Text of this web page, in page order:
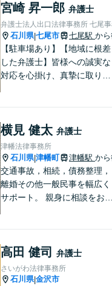
回収「スピード対応」／企業
法務「顧問契約も可能」【夜
間・休日面談可】【完全個
室】
宮崎 昇一郎 弁護士
弁護士法人出口法律事務所 七尾
石川県|七尾市 七尾駅 か
【駐車場あり】【地域に根差
した弁護士】皆様への誠実な
対応を心掛け、真摯に取り組
法的サービスを提供しており
ますので，どうぞ宜しくお願
い申し上げます。
横見 健太 弁護士
津幡法律事務所
石川県|津幡町 津幡駅 か
交通事故，相続，債務整理，
離婚その他一般民事を幅広く
サポート。 親身に相談をお聞
高田 健司 弁護士
さいがわ法律事務所
石川県|金沢市